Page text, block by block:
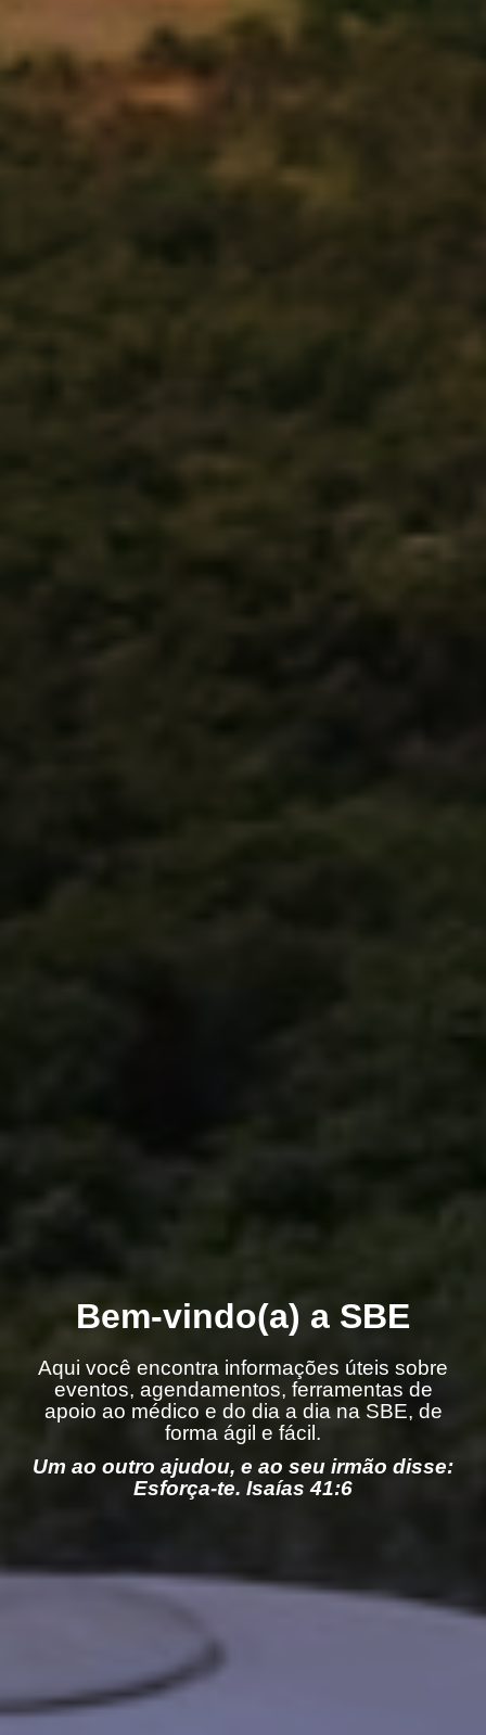
Bem-vindo(a) a SBE
Aqui você encontra informações úteis sobre
eventos, agendamentos, ferramentas de
apoio ao médico e do dia a dia na SBE, de
forma ágil e fácil.
Um ao outro ajudou, e ao seu irmão disse:
Esforça-te. Isaías 41:6